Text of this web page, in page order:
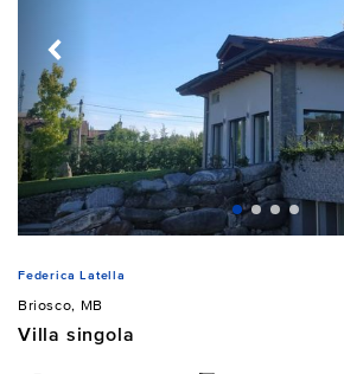
Federica Latella
Briosco, MB
Villa singola